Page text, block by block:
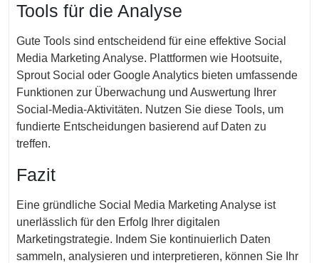
Tools für die Analyse
Gute Tools sind entscheidend für eine effektive Social
Media Marketing Analyse. Plattformen wie Hootsuite,
Sprout Social oder Google Analytics bieten umfassende
Funktionen zur Überwachung und Auswertung Ihrer
Social-Media-Aktivitäten. Nutzen Sie diese Tools, um
fundierte Entscheidungen basierend auf Daten zu
treffen.
Fazit
Eine gründliche Social Media Marketing Analyse ist
unerlässlich für den Erfolg Ihrer digitalen
Marketingstrategie. Indem Sie kontinuierlich Daten
sammeln, analysieren und interpretieren, können Sie Ihr